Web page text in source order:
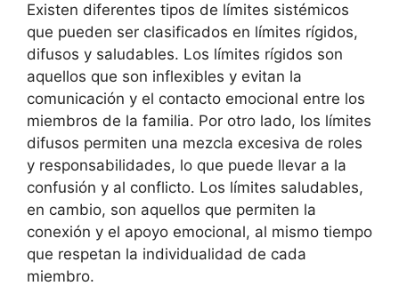
Existen diferentes tipos de límites sistémicos
que pueden ser clasificados en límites rígidos,
difusos y saludables. Los límites rígidos son
aquellos que son inflexibles y evitan la
comunicación y el contacto emocional entre los
miembros de la familia. Por otro lado, los límites
difusos permiten una mezcla excesiva de roles
y responsabilidades, lo que puede llevar a la
confusión y al conflicto. Los límites saludables,
en cambio, son aquellos que permiten la
conexión y el apoyo emocional, al mismo tiempo
que respetan la individualidad de cada
miembro.